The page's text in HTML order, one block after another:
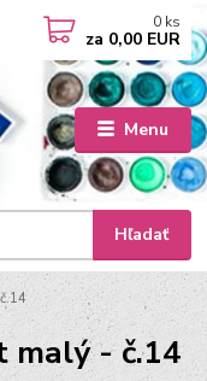
Menu
Hľadať
0 ks
za 0,00 EUR
malý - č.14